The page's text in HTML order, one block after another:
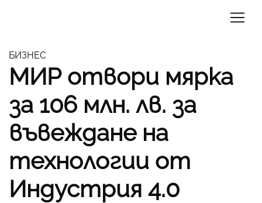
БИЗНЕС
МИР отвори мярка
за 106 млн. лв. за
въвеждане на
технологии от
Индустрия 4.0